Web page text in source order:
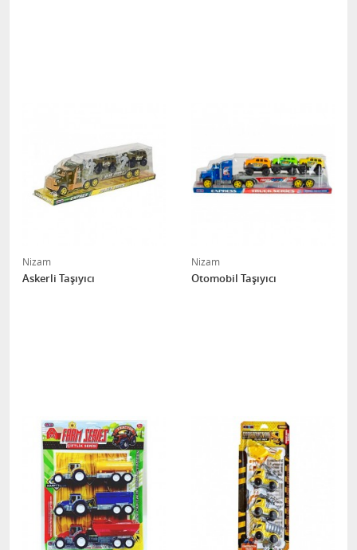
Nizam
Askerli Taşıyıcı
Nizam
Otomobil Taşıyıcı